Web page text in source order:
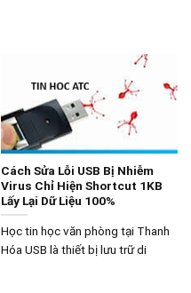
Cách Sửa Lỗi USB Bị Nhiễm
Virus Chỉ Hiện Shortcut 1KB
Lấy Lại Dữ Liệu 100%
Học tin học văn phòng tại Thanh
Hóa USB là thiết bị lưu trữ di